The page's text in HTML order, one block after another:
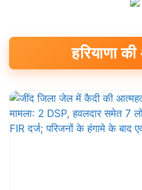
हरियाणा